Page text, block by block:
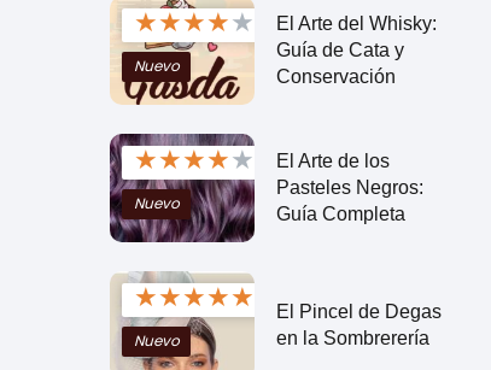
★★★★★
Nuevo
El Arte del Whisky:
Guía de Cata y
Conservación
★★★★★
Nuevo
El Arte de los
Pasteles Negros:
Guía Completa
★★★★★
Nuevo
El Pincel de Degas
en la Sombrerería